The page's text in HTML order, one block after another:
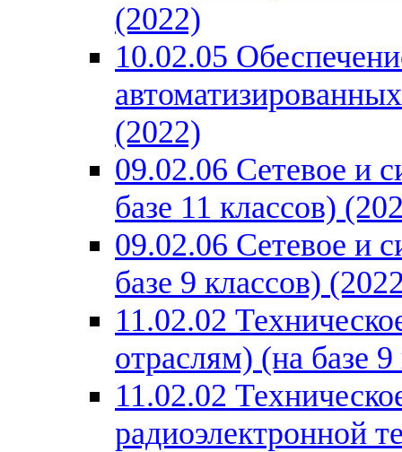
(2022)
10.02.05
(2022)
09.02.06 Сетевое и
базе 11 классов)
09.02.06 Сетевое и
базе 9 классов)
11.02.02
отраслям) (на базе
11.02.02
радиоэлектронной